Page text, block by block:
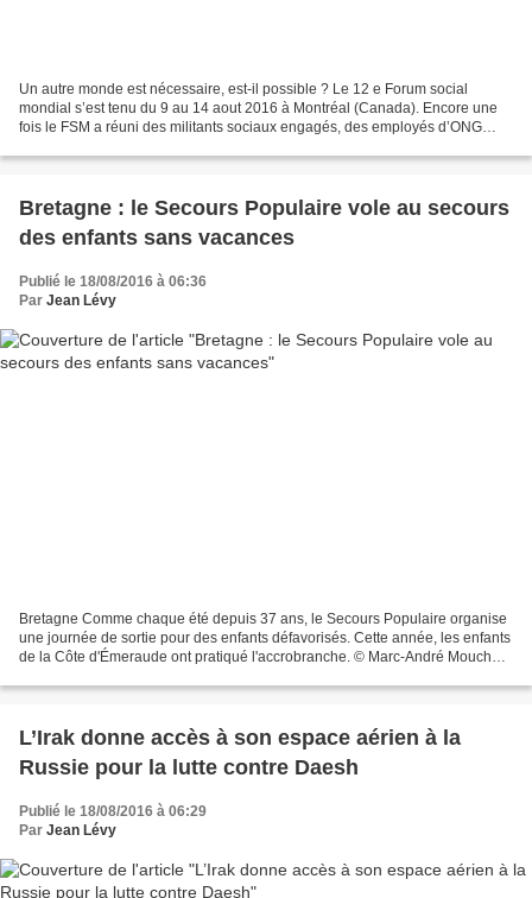
Un autre monde est nécessaire, est-il possible ? Le 12 e Forum social
mondial s’est tenu du 9 au 14 aout 2016 à Montréal (Canada). Encore une
fois le FSM a réuni des militants sociaux engagés, des employés d’ONG
Bretagne : le Secours Populaire vole au secours
des enfants sans vacances
Publié le 18/08/2016 à 06:36
Par Jean Lévy
Bretagne Comme chaque été depuis 37 ans, le Secours Populaire organise
une journée de sortie pour des enfants défavorisés. Cette année, les enfants
de la Côte d'Émeraude ont pratiqué l'accrobranche. © Marc-André Mouchère
L’Irak donne accès à son espace aérien à la
Russie pour la lutte contre Daesh
Publié le 18/08/2016 à 06:29
Par Jean Lévy